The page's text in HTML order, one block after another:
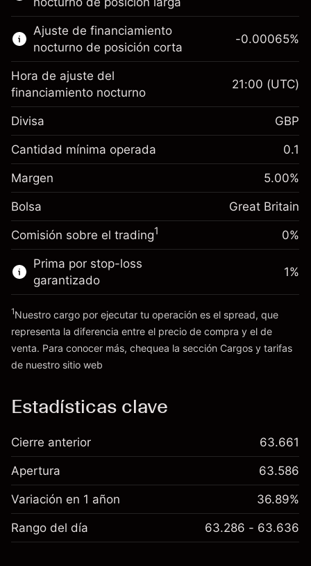
Obtén más información sobre:
CFD
£1,000.00
Ajuste de financiamiento
nocturno
Cargos por el valor total de la
posición
%
(-£4.25)
Tamaño de la operación con apalancamiento
£20,000.00
Dinero del apalancamiento ~ $
Ir a la plataforma
Ajuste de financiamiento
nocturno de posición corta
Margen. Tu inversión
£1,000.00
Ajuste de financiamiento
Cargos por el valor total de la
posición
-0.000647
%
Tamaño de la operación con apalancamiento
£20,000.00
Dinero del apalancamiento ~ $
Ir a la plataforma
-0.00065%
Hora de ajuste del
financiamiento nocturno
21:00 (UTC)
Divisa GBP
Cantidad mínima operada 0.1
Margen 5.00%
Bolsa Great Britain
Comisión sobre el trading1 0%
Prima por stop-loss
garantizado
Cargos
1%
1Nuestro cargo por ejecutar tu operación es el spread, que
representa la diferencia entre el precio de compra y el de
venta. Para conocer más, chequea la sección Cargos y tarifas
de nuestro sitio web
Estadísticas clave
Cierre anterior 63.661
Apertura 63.586
Variación en 1 añon 36.89%
Rango del día 63.286 - 63.636